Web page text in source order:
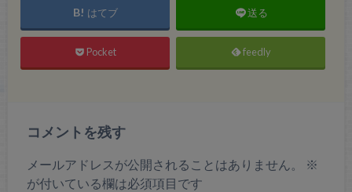
はてブ 送る
Pocket feedly
コメントを残す
メールアドレスが公開されることはありません。
※
が付いている欄は必須項目です